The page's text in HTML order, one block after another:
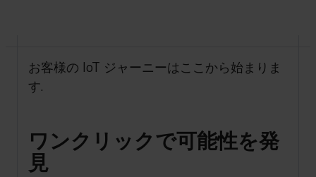
お客様の IoT ジャーニーはここから始まりま
す.
ワンクリックで可能性を発
見